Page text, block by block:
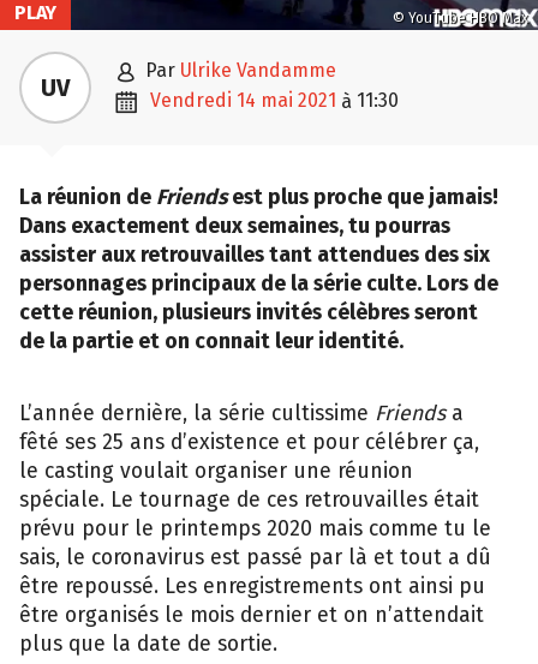
© YouTube HBO Max
PLAY
UV  par Ulrike Vandamme
 vendredi 14 mai 2021 à 11:30
La réunion de Friendsest plus proche que jamais!
Dans exactement deux semaines, tu pourras
assister aux retrouvailles tant attendues des six
personnages principaux de la série culte. Lors de
cette réunion, plusieurs invités célèbres seront
de la partie et on connait leur identité.
L’année dernière, la série cultissime Friendsa
fêté ses 25 ans d’existence et pour célébrer ça,
le casting voulait organiser une réunion
spéciale. Le tournage de ces retrouvailles était
prévu pour le printemps 2020 mais comme tu le
sais, le coronavirus est passé par là et tout a dû
être repoussé. Les enregistrements ont ainsi pu
être organisés le mois dernier et on n’attendait
plus que la date de sortie.